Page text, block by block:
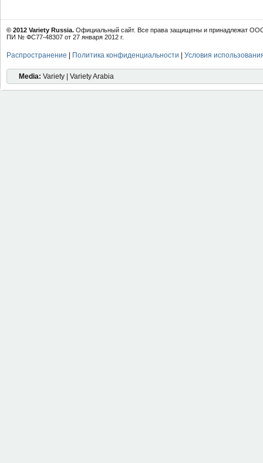
© 2012 Variety Russia. Официальный сайт. Все права защищены и принадлежат
ПИ № ФС77-48307 от 27 января 2012 г.
Распространение Политика конфиденциальности Условия
Media: Variety | Variety Arabia